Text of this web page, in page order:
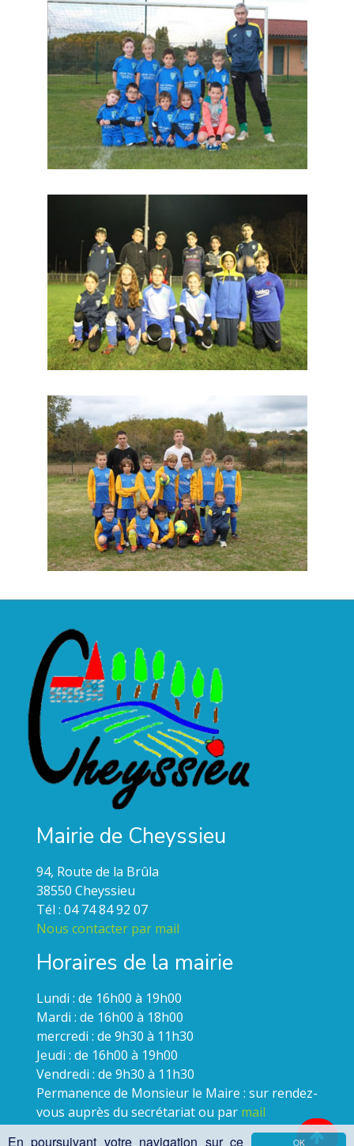
OK
En poursuivant votre navigation sur ce
Mairie de Cheyssieu
94, Route de la Brûla
38550 Cheyssieu
Tél : 04 74 84 92 07
Nous contacter par mail
Horaires de la mairie
Lundi : de 16h00 à 19h00
Mardi : de 16h00 à 18h00
mercredi : de 9h30 à 11h30
Jeudi : de 16h00 à 19h00
Vendredi : de 9h30 à 11h30
Permanence de Monsieur le Maire : sur rendez-
vous auprès du secrétariat ou par mail